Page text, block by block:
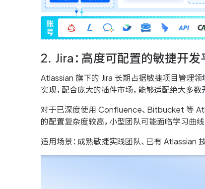
2. Jira：高度可配置的敏捷开发
Atlassian 旗下的 Jira 长期占据敏捷项目管理
实现，配合庞大的插件市场，能够适配绝大多数
对于已深度使用 Confluence、Bitbucket 等
的配置复杂度较高，小型团队可能面临学习曲线
适用场景：成熟敏捷实践团队、已有 Atlassian